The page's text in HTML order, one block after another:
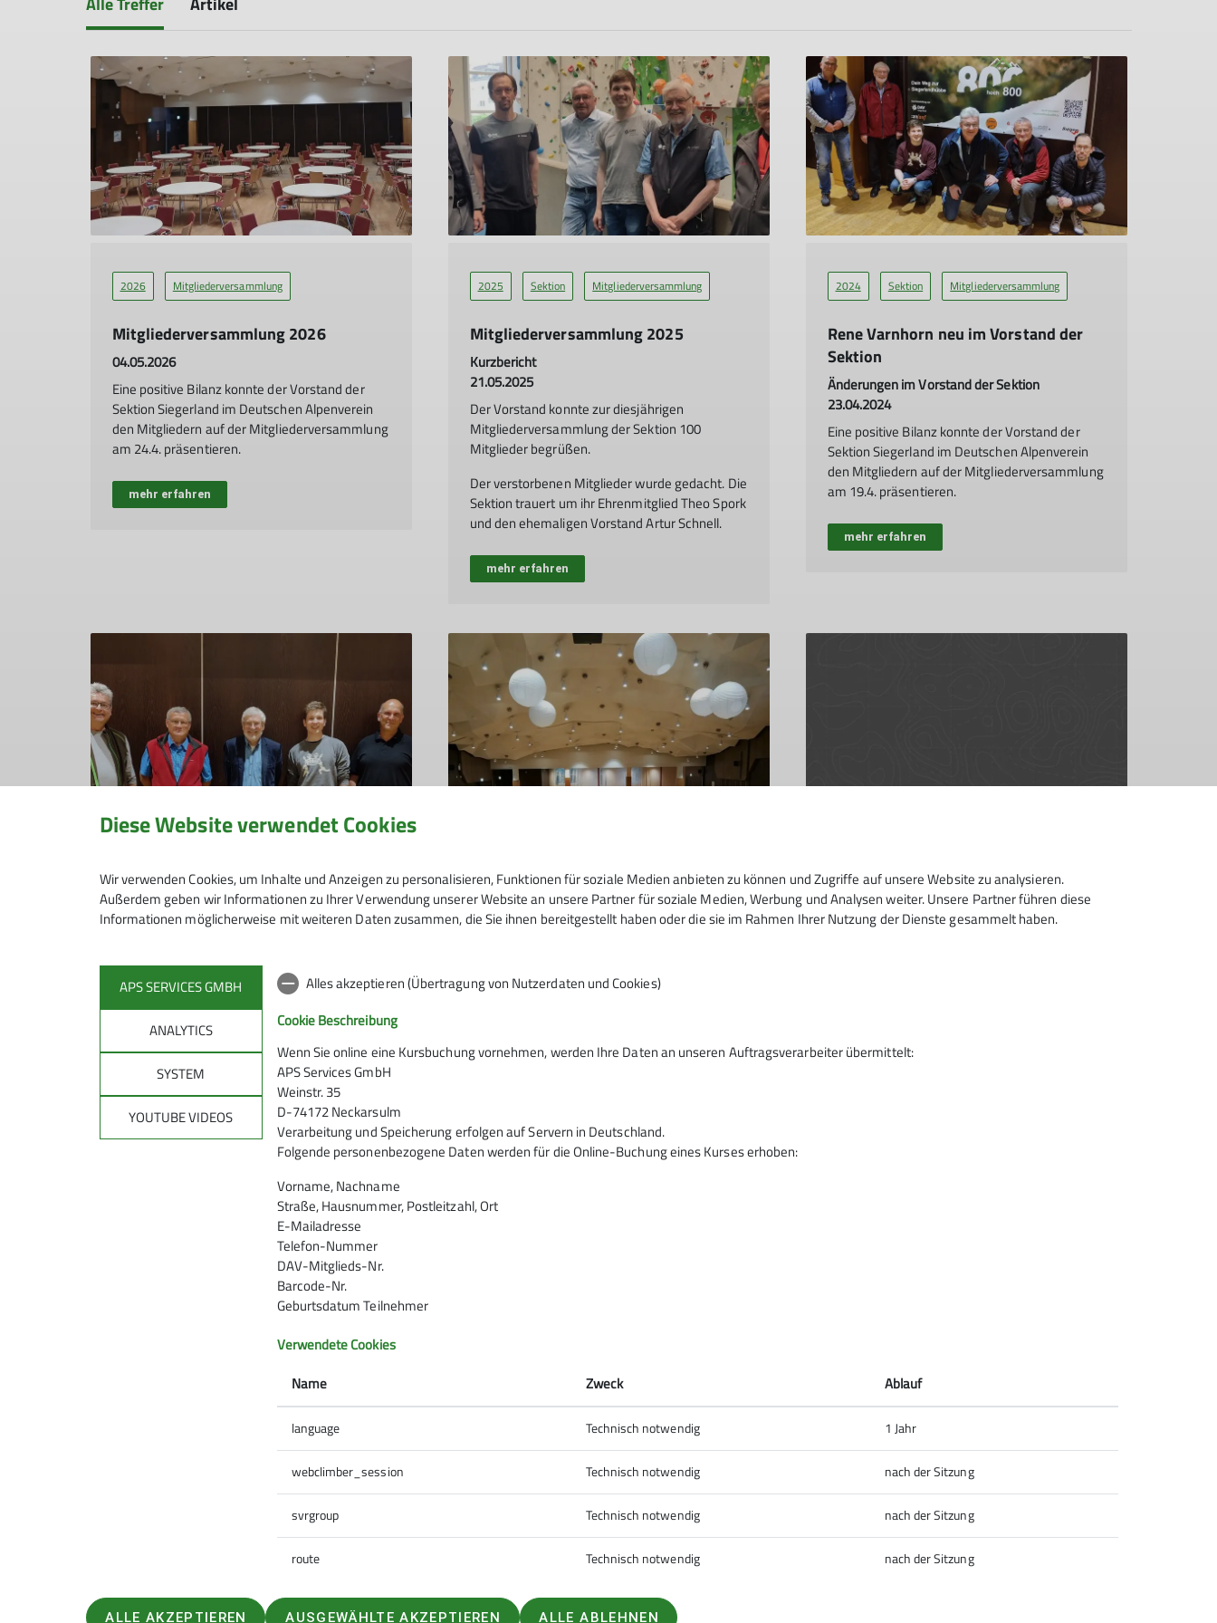
2026 Mitgliederversammlung
Mitgliederversammlung 2026
04.05.2026
Eine positive Bilanz konnte der Vorstand der
Sektion Siegerland im Deutschen Alpenverein
den Mitgliedern auf der Mitgliederversammlung
am 24.4. präsentieren.
mehr erfahren
2025 Sektion Mitgliederversammlung
Mitgliederversammlung 2025
Kurzbericht
21.05.2025
Der Vorstand konnte zur diesjährigen
Mitgliederversammlung der Sektion 100
Mitglieder begrüßen.
Der verstorbenen Mitglieder wurde gedacht. Die
Sektion trauert um ihr Ehrenmitglied Theo Spork
und den ehemaligen Vorstand Artur Schnell.
mehr erfahren
2024 Sektion Mitgliederversammlung
Rene Varnhorn neu im Vorstand der
Sektion
Änderungen im Vorstand der Sektion
23.04.2024
Eine positive Bilanz konnte der Vorstand der
Sektion Siegerland im Deutschen Alpenverein
den Mitgliedern auf der Mitgliederversammlung
am 19.4. präsentieren.
mehr erfahren
Neue Mitglieder im Vorstand unserer
23.05.2022
Bild von links nach rechts: Konrad Thannbichler,
Hubert Farnschläder, Ullrich Georgi, Jonathan
Mende, Thomas Riedlinger
mehr erfahren
Kurz-Bericht Mitgliederversammlung
Unsere Mitgliederversammlung fand am
Corona-Maßnahmen durchführen zu können.
Mitgliederversammlung der DAV
Sektion Siegerland e.V. im September
2025 DAV-News
Pressestimmen Sektion
JDAV-Jugendausschuss
Kletterzentrum
Siegerland »
Sektion Siegerland des
Deutschen Alpenvereins e.V.
Effertsufer 105
57072 Siegen
Telefon +49271336404
Diese Website verwendet Cookies
Wir verwenden Cookies, um Inhalte und Anzeigen zu personalisieren, Funktionen für soziale Medien anbieten zu können und Zugriffe auf unsere Website zu analysieren.
Außerdem geben wir Informationen zu Ihrer Verwendung unserer Website an unsere Partner für soziale Medien, Werbung und Analysen weiter. Unsere Partner führen diese
Informationen möglicherweise mit weiteren Daten zusammen, die Sie ihnen bereitgestellt haben oder die sie im Rahmen Ihrer Nutzung der Dienste gesammelt haben.
APS SERVICES GMBH
ANALYTICS
SYSTEM
YOUTUBE VIDEOS
Alles akzeptieren (Übertragung von Nutzerdaten und Cookies)
Cookie Beschreibung
Wenn Sie online eine Kursbuchung vornehmen, werden Ihre Daten an unseren Auftragsverarbeiter übermittelt:
APS Services GmbH
Weinstr. 35
D-74172 Neckarsulm
Verarbeitung und Speicherung erfolgen auf Servern in Deutschland.
Folgende personenbezogene Daten werden für die Online-Buchung eines Kurses erhoben:
Vorname, Nachname
Straße, Hausnummer, Postleitzahl, Ort
E-Mailadresse
Telefon-Nummer
DAV-Mitglieds-Nr.
Barcode-Nr.
Geburtsdatum Teilnehmer
Verwendete Cookies
Name
Zweck Ablauf
language Technisch notwendig 1 Jahr
webclimber_session Technisch notwendig nach der Sitzung
svrgroup Technisch notwendig nach der Sitzung
route Technisch notwendig nach der Sitzung
ALLE AKZEPTIEREN AUSGEWÄHLTE AKZEPTIEREN ALLE ABLEHNEN